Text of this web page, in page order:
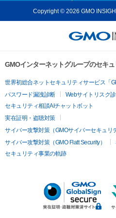
Copyright © 2026 GMO
GMOインターネットグループのセキ
世界初総合ネットセキュリティサービス「
パスワード漏洩診断
Webサイトリスク
セキュリティ相談AIチャットボット
実在証明・盗聴対策
サイバー攻撃対策（GMOサイバーセキュリ
サイバー攻撃対策（GMO Flatt Security）
セキュリティ事業の軌跡